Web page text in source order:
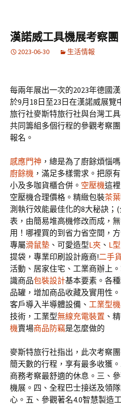
漢諾威工具機展考察
2023-06-30 生活情報
每兩年展出一次的2023年德國
於9月18日至23日在漢諾威展
旅行社麥斯特旅行社與台灣工
共同籌組多個行程的參觀考察
報名。
感應門神 ，總是為了廚餘煩惱
廚餘機 ，滿足多樣需求。把原有
小及多咖貨櫃合併。 空壓機這
空壓機合理價格。精緻包裝茶
測執行效能最佳化的8大秘訣；(
表，由簡易堆高機修改而成，
用！哪裡買的到省力省空間，
專屬滑鼠墊 、可愛造型L夾 、 L
提袋，專業印刷設計廠商!二手
活動、居家住宅、工業商辦上
識商品包裝設計基本要素。各
品罐，增加商品收藏及實用性。
客戶導入半導體設備、 工業型
技術，工業型無線充電裝置 、
機賣場商品防竊是怎麼做的
麥斯特旅行社指出，此次考察
簡天數的行程，享有最多收獲
商務考察最舒適的休息。三、
機展。四、全程巴士接送及領
心。五、參觀著名4.0智慧製造